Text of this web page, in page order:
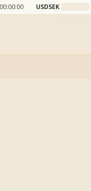
00:00:00 USDSEK